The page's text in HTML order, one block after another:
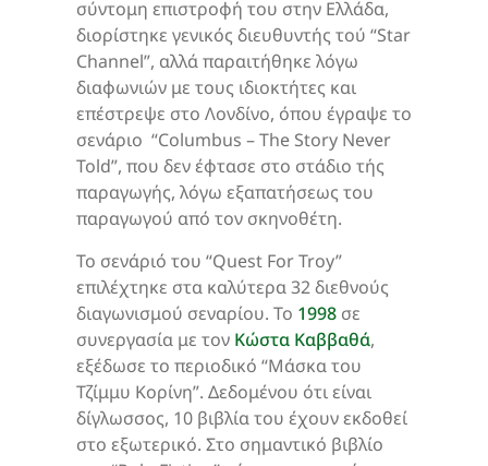
σύντομη επιστροφή του στην Ελλάδα,
διορίστηκε γενικός διευθυντής τού “Star
Channel”, αλλά παραιτήθηκε λόγω
διαφωνιών με τους ιδιοκτήτες και
επέστρεψε στο Λονδίνο, όπου έγραψε το
σενάριο “Columbus – The Story Never
Told”, που δεν έφτασε στο στάδιο τής
παραγωγής, λόγω εξαπατήσεως του
παραγωγού από τον σκηνοθέτη.
Το σενάριό του “Quest For Troy”
επιλέχτηκε στα καλύτερα 32 διεθνούς
διαγωνισμού σεναρίου. Το 1998 σε
συνεργασία με τον Κώστα Καββαθά,
εξέδωσε το περιοδικό “Μάσκα του
Τζίμμυ Κορίνη”. Δεδομένου ότι είναι
δίγλωσσος, 10 βιβλία του έχουν εκδοθεί
στο εξωτερικό. Στο σημαντικό βιβλίο